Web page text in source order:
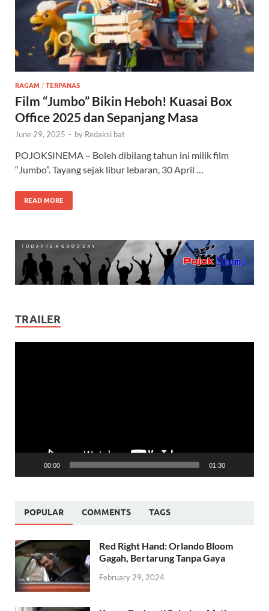
RAGAM / TERPANAS
Film “Jumbo” Bikin Heboh! Kuasai Box
Office 2025 dan Sepanjang Masa
June 29, 2025 - by Redaksi bat
POJOKSINEMA – Boleh dibilang tahun ini milik film
“Jumbo”. Tayang sejak libur lebaran, 30 April …
READ MORE
TRAILER
00:00 01:30
POPULAR COMMENTS TAGS
Red Right Hand: Orlando Bloom
Gagah, Bertarung Tanpa Gaya
February 29, 2024